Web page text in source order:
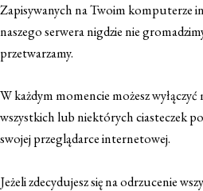
Zapisywanych na Twoim komputerze
naszego serwera nigdzie nie
przetwarzamy.
W każdym momencie możesz
wszystkich lub niektórych ciasteczek
swojej przeglądarce internetowej.
Jeżeli zdecydujesz się na odrzucenie